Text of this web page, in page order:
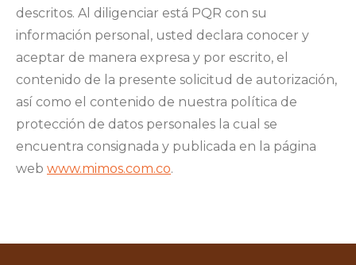
descritos. Al diligenciar está PQR con su
información personal, usted declara conocer y
aceptar de manera expresa y por escrito, el
contenido de la presente solicitud de autorización,
así como el contenido de nuestra política de
protección de datos personales la cual se
encuentra consignada y publicada en la página
web www.mimos.com.co.